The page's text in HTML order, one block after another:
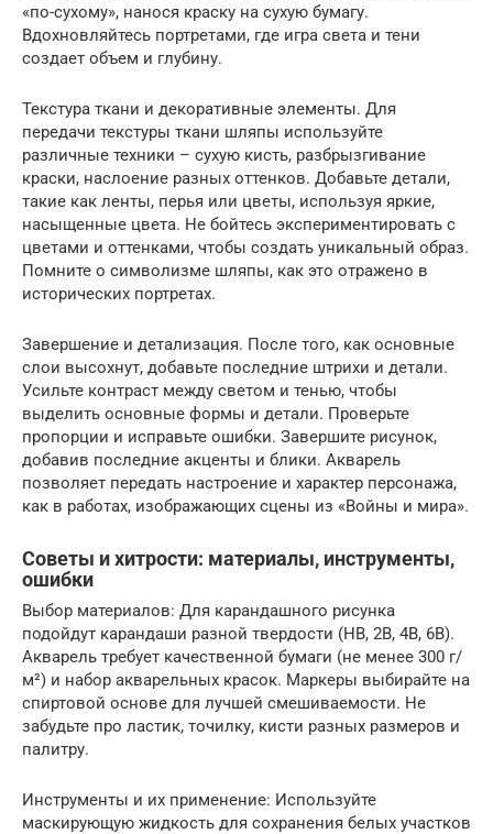
«по-сухому», нанося краску на сухую бумагу.
Вдохновляйтесь портретами, где игра света и тени
создает объем и глубину.
Текстура ткани и декоративные элементы. Для
передачи текстуры ткани шляпы используйте
различные техники – сухую кисть, разбрызгивание
краски, наслоение разных оттенков. Добавьте детали,
такие как ленты, перья или цветы, используя яркие,
насыщенные цвета. Не бойтесь экспериментировать с
цветами и оттенками, чтобы создать уникальный образ.
Помните о символизме шляпы, как это отражено в
исторических портретах.
Завершение и детализация. После того, как основные
слои высохнут, добавьте последние штрихи и детали.
Усильте контраст между светом и тенью, чтобы
выделить основные формы и детали. Проверьте
пропорции и исправьте ошибки. Завершите рисунок,
добавив последние акценты и блики. Акварель
позволяет передать настроение и характер персонажа,
как в работах, изображающих сцены из «Войны и мира».
Советы и хитрости: материалы, инструменты,
ошибки
Выбор материалов: Для карандашного рисунка
подойдут карандаши разной твердости (HB, 2B, 4B, 6B).
Акварель требует качественной бумаги (не менее 300 г/
м²) и набор акварельных красок. Маркеры выбирайте на
спиртовой основе для лучшей смешиваемости. Не
забудьте про ластик, точилку, кисти разных размеров и
палитру.
Инструменты и их применение: Используйте
маскирующую жидкость для сохранения белых участков